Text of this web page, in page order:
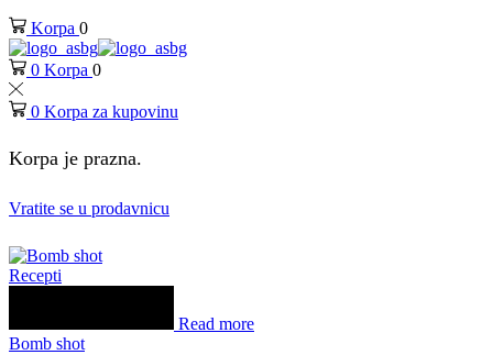
Korpa 0
0 Korpa 0
0 Korpa za kupovinu
Korpa je prazna.
Vratite se u prodavnicu
Recepti
Read more
Bomb shot